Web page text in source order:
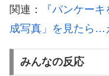
関連：
『パンケー
成写真」を見たら…
みんなの反応